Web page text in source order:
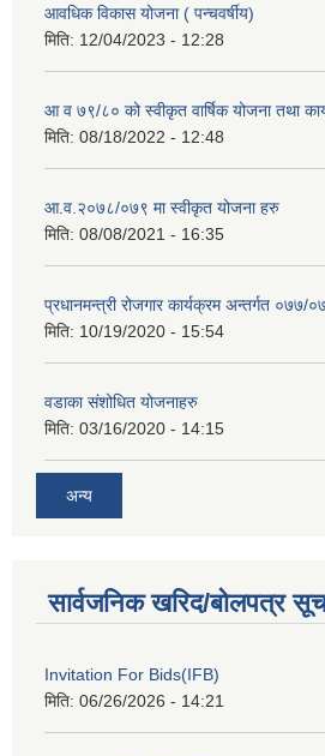
आवधिक विकास योजना ( पन्चवर्षीय)
मिति: 12/04/2023 - 12:28
आ व ७९/८० को स्वीकृत वार्षिक योजना तथा
मिति: 08/18/2022 - 12:48
आ.व.२०७८/०७९ मा स्वीकृत योजना हरु
मिति: 08/08/2021 - 16:35
प्रधानमन्त्री रोजगार कार्यक्रम अन्तर्गत ०७७/
मिति: 10/19/2020 - 15:54
वडाका संशोधित योजनाहरु
मिति: 03/16/2020 - 14:15
अन्य
सार्वजनिक खरिद/बोलपत्र
Invitation For Bids(IFB)
मिति: 06/26/2026 - 14:21